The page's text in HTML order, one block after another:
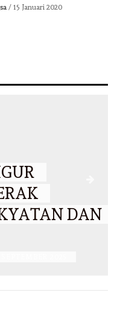
/ 15 Januari 2020
DAN